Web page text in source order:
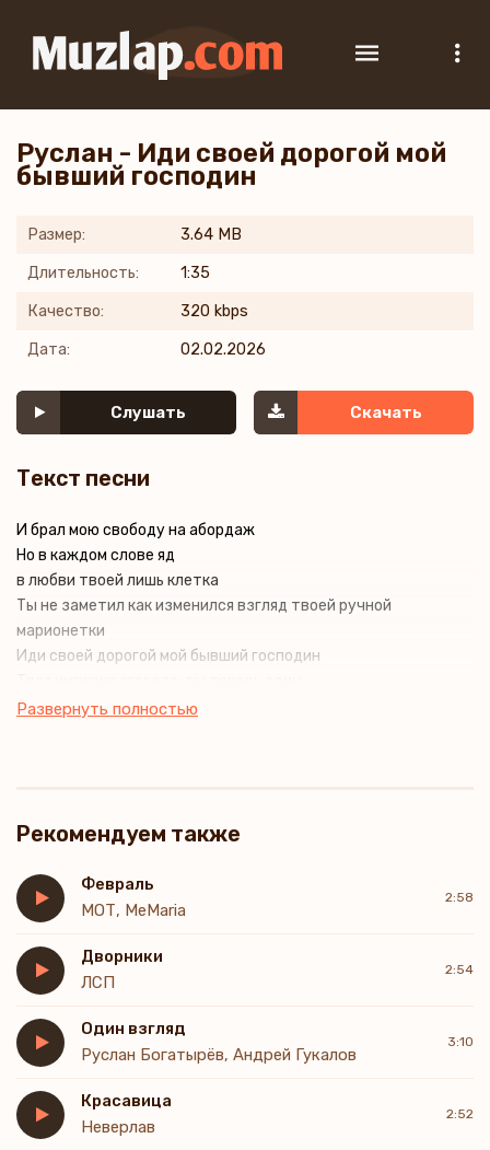
Руслан - Иди своей дорогой мой
бывший господин
Размер: 3.64 MB
Длительность: 1:35
Качество: 320 kbps
Дата: 02.02.2026
Слушать Скачать
Текст песни
И брал мою свободу на абордаж
Но в каждом слове яд
в любви твоей лишь клетка
Ты не заметил как изменился взгляд твоей ручной
марионетки
Иди своей дорогой мой бывший господин
Развернуть полностью
Рекомендуем также
Февраль
МОТ, MeMaria
2:58
Дворники
ЛСП
2:54
Один взгляд
Руслан Богатырёв, Андрей Гукалов
3:10
Красавица
Неверлав
2:52